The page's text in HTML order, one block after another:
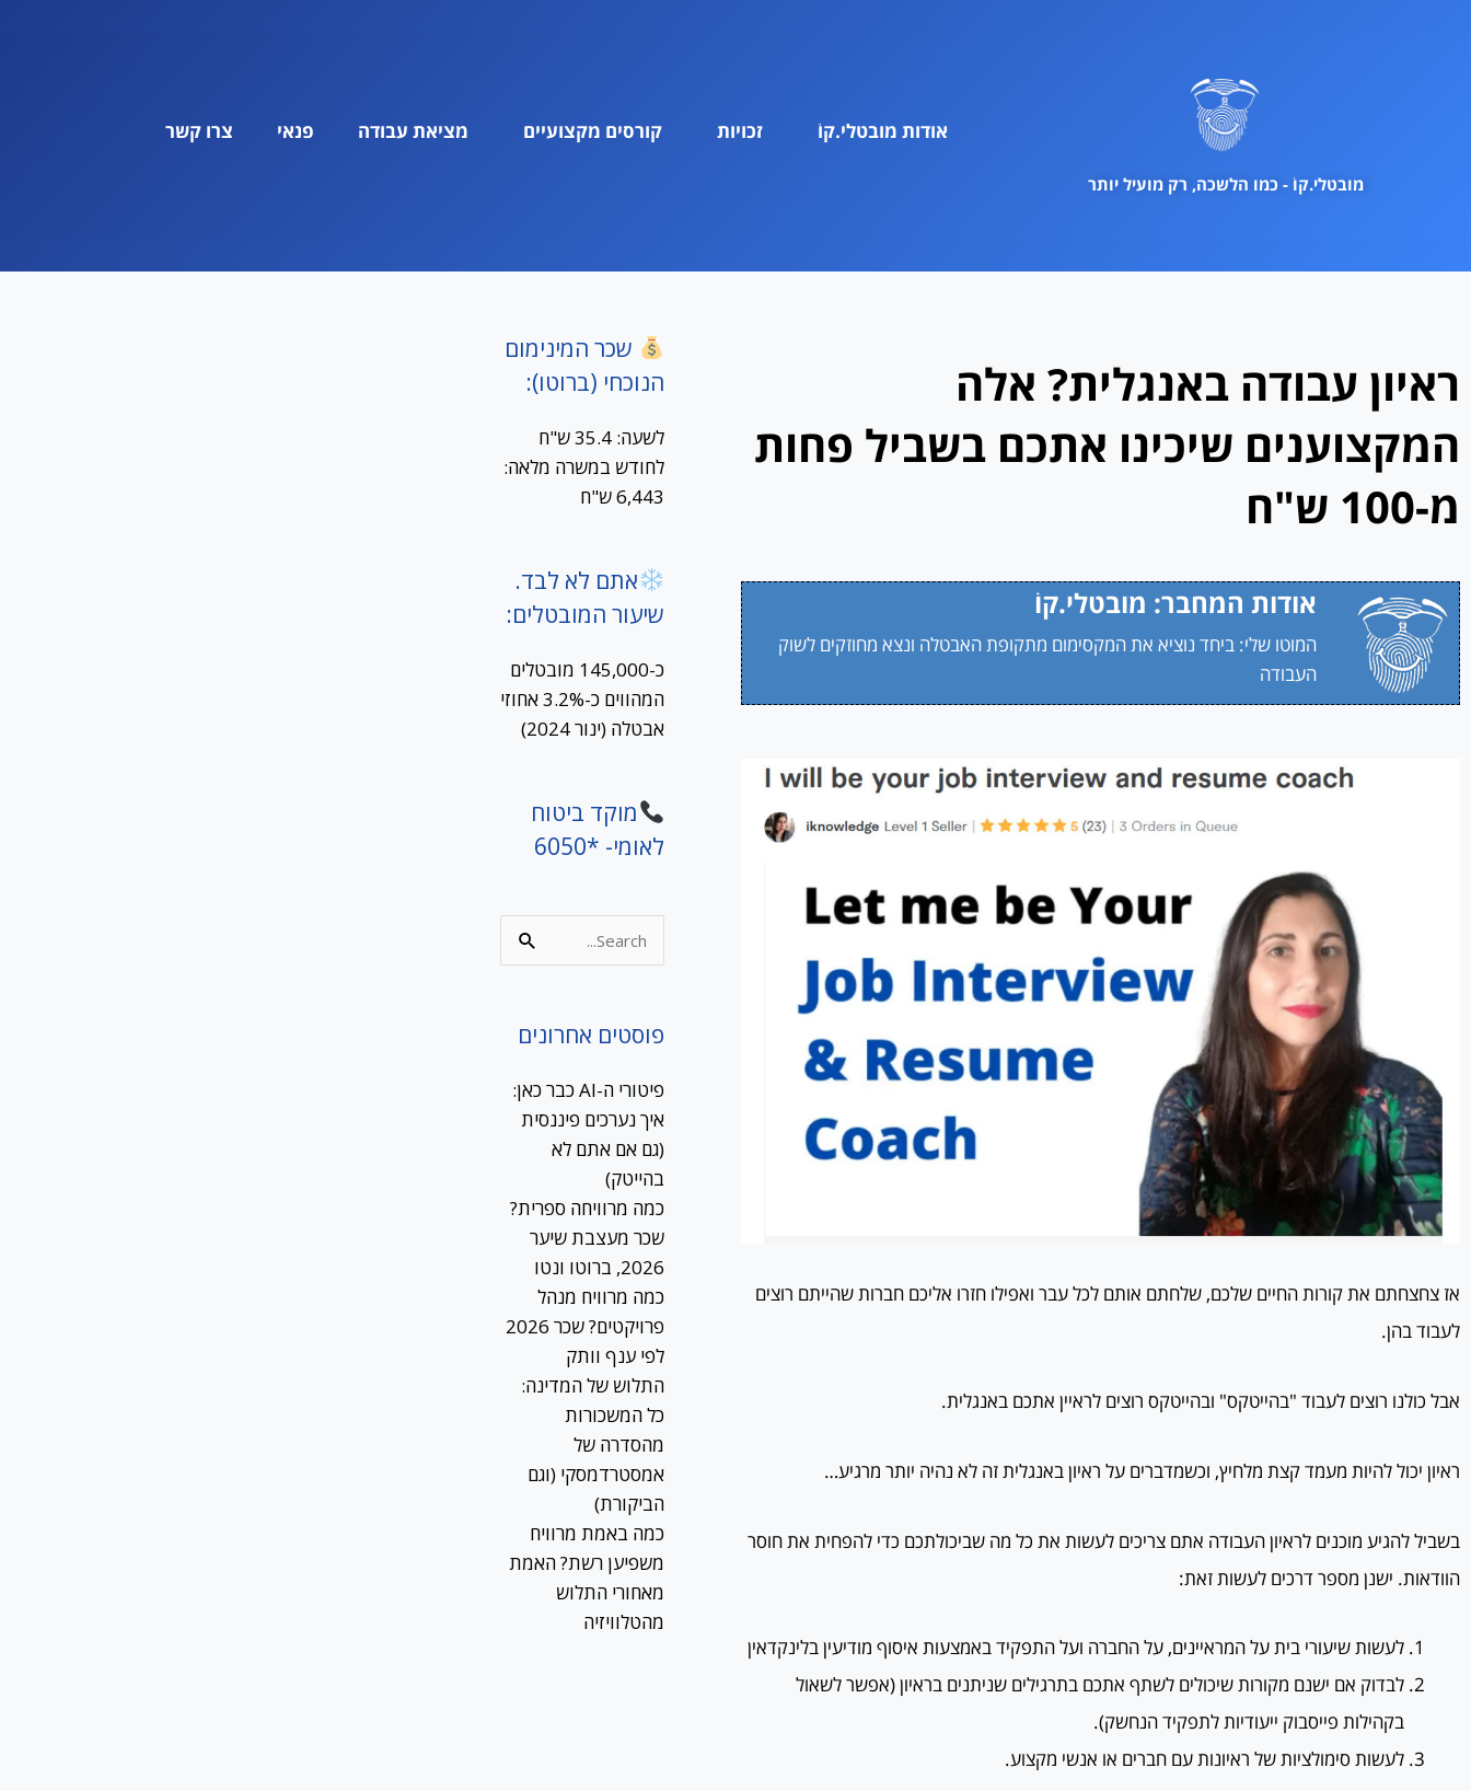
מובטלי.קוֹ - כמו הלשכה, רק מועיל יותר
אודות מובטלי.קוֹ זכויות קורסים מקצועיים מציאת עבודה פנאי צרו קשר
ראיון עבודה באנגלית? אלה
המקצוענים שיכינו אתכם בשביל פחות
מ-100 ש"ח
אודות המחבר: מובטלי.קוֹ
המוטו שלי: ביחד נוציא את המקסימום מתקופת האבטלה ונצא מחוזקים לשוק
העבודה
אז צחצחתם את קורות החיים שלכם, שלחתם אותם לכל עבר ואפילו חזרו אליכם חברות שהייתם רוצים
לעבוד בהן.
אבל כולנו רוצים לעבוד "בהייטקס" ובהייטקס רוצים לראיין אתכם באנגלית.
ראיון יכול להיות מעמד קצת מלחיץ, וכשמדברים על ראיון באנגלית זה לא נהיה יותר מרגיע…
בשביל להגיע מוכנים לראיון העבודה אתם צריכים לעשות את כל מה שביכולתכם כדי להפחית את חוסר
הוודאות. ישנן מספר דרכים לעשות זאת:
לעשות שיעורי בית על המראיינים, על החברה ועל התפקיד באמצעות איסוף מודיעין בלינקדאין
לבדוק אם ישנם מקורות שיכולים לשתף אתכם בתרגילים שניתנים בראיון (אפשר לשאול
בקהילות פייסבוק ייעודיות לתפקיד הנחשק).
לעשות סימולציות של ראיונות עם חברים או אנשי מקצוע.
שכר המינימום
הנוכחי (ברוטו):
לשעה: 35.4 ש"ח
לחודש במשרה מלאה:
6,443 ש"ח
אתם לא לבד.
שיעור המובטלים:
כ-145,000 מובטלים
המהווים כ-3.2% אחוזי
אבטלה (ינור 2024)
מוקד ביטוח
לאומי- *6050
Search
for:
פוסטים אחרונים
פיטורי ה-AI כבר כאן:
איך נערכים פיננסית
(גם אם אתם לא
בהייטק)
כמה מרוויחה ספרית?
שכר מעצבת שיער
2026, ברוטו ונטו
כמה מרוויח מנהל
פרויקטים? שכר 2026
לפי ענף וותק
התלוש של המדינה:
כל המשכורות
מהסדרה של
אמסטרדמסקי (וגם
הביקורת)
כמה באמת מרוויח
משפיען רשת? האמת
מאחורי התלוש
מהטלוויזיה